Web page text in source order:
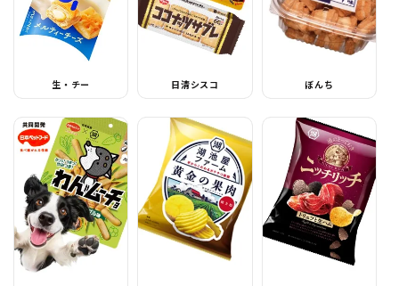
生・チー 日清シスコ ぼんち